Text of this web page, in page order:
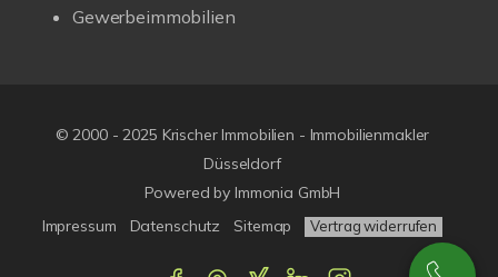
Gewerbeimmobilien
© 2000 - 2025 Krischer Immobilien - Immobilienmakler
Düsseldorf
Powered by Immonia GmbH
Impressum
Datenschutz Sitemap Vertrag widerrufen